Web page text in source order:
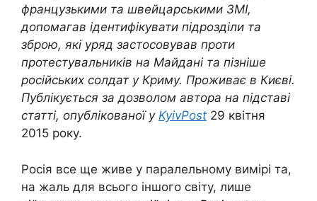
французькими та швейцарськими ЗМІ,
допомагав ідентифікувати підрозділи та
зброю, які уряд застосовував проти
протестувальників на Майдані та пізніше
російських солдат у Криму. Проживає в Києві.
Публікується за дозволом автора на підставі
статті, опублікованої у KyivPost 29 квітня
2015 року.
Росія все ще живе у паралельному вимірі та,
на жаль для всього іншого світу, лише